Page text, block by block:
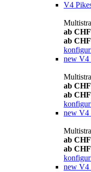
V4
ab CHF
ab
new V4
ab CHF
ab
new V4
ab CHF
ab
new V4